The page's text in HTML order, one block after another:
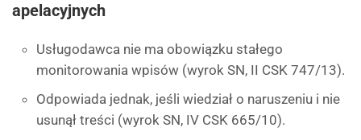
apelacyjnych
Usługodawca nie ma obowiązku stałego
monitorowania wpisów (wyrok SN, II CSK 747/13).
Odpowiada jednak, jeśli wiedział o naruszeniu i nie
usunął treści (wyrok SN, IV CSK 665/10).